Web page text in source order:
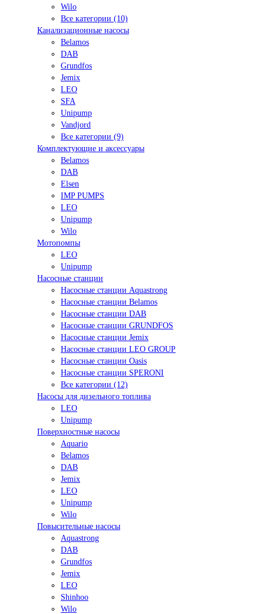
Wilo
Все категории (10)
Канализационные насосы
Belamos
DAB
Grundfos
Jemix
LEO
SFA
Unipump
Vandjord
Все категории (9)
Комплектующие и аксессуары
Belamos
DAB
Elsen
IMP PUMPS
LEO
Unipump
Wilo
Мотопомпы
LEO
Unipump
Насосные станции
Насосные станции Aquastrong
Насосные станции Belamos
Насосные станции DAB
Насосные станции GRUNDFOS
Насосные станции Jemix
Насосные станции LEO GROUP
Насосные станции Oasis
Насосные станции SPERONI
Все категории (12)
Насосы для дизельного топлива
LEO
Unipump
Поверхностные насосы
Aquario
Belamos
DAB
Jemix
LEO
Unipump
Wilo
Повысительные насосы
Aquastrong
DAB
Grundfos
Jemix
LEO
Shinhoo
Wilo